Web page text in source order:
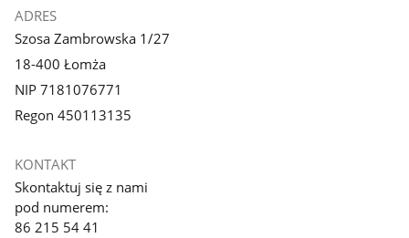
ADRES
Szosa Zambrowska 1/27
18-400 Łomża
NIP 7181076771
Regon 450113135
KONTAKT
Skontaktuj się z nami
pod numerem:
86 215 54 41